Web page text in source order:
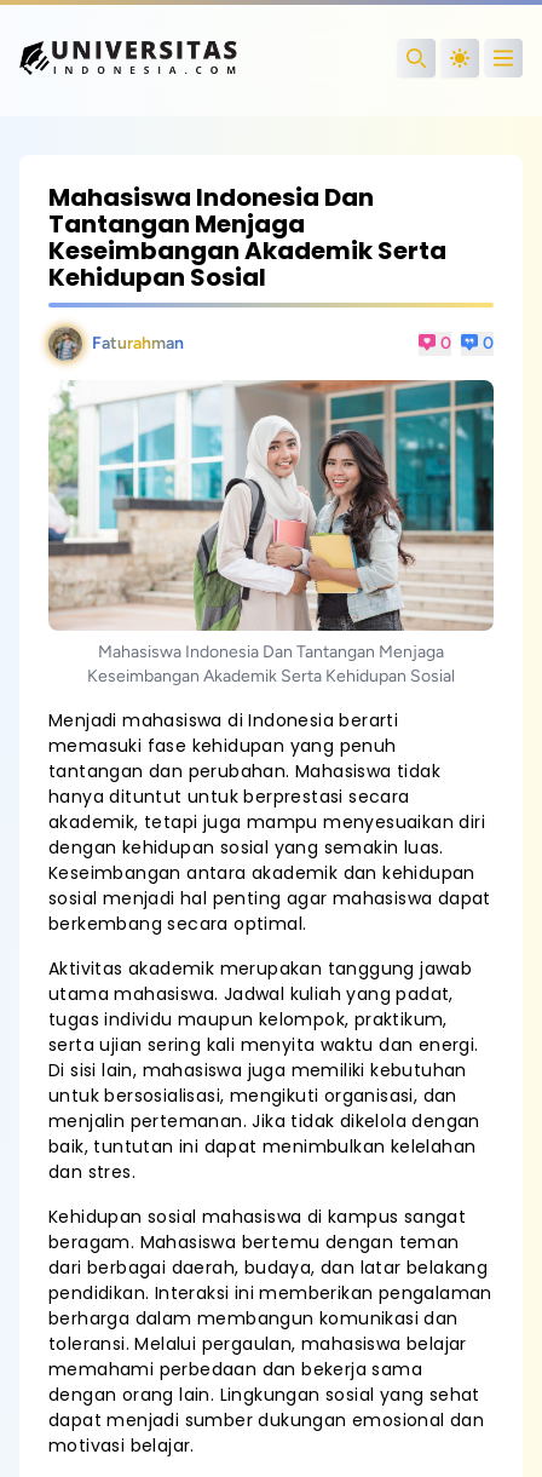
Search
Mahasiswa Indonesia Dan
Tantangan Menjaga
Keseimbangan Akademik Serta
Kehidupan Sosial
Faturahman 0 0
Mahasiswa Indonesia Dan Tantangan Menjaga
Keseimbangan Akademik Serta Kehidupan Sosial
Menjadi mahasiswa di Indonesia berarti
memasuki fase kehidupan yang penuh
tantangan dan perubahan. Mahasiswa tidak
hanya dituntut untuk berprestasi secara
akademik, tetapi juga mampu menyesuaikan diri
dengan kehidupan sosial yang semakin luas.
Keseimbangan antara akademik dan kehidupan
sosial menjadi hal penting agar mahasiswa dapat
berkembang secara optimal.
Aktivitas akademik merupakan tanggung jawab
utama mahasiswa. Jadwal kuliah yang padat,
tugas individu maupun kelompok, praktikum,
serta ujian sering kali menyita waktu dan energi.
Di sisi lain, mahasiswa juga memiliki kebutuhan
untuk bersosialisasi, mengikuti organisasi, dan
menjalin pertemanan. Jika tidak dikelola dengan
baik, tuntutan ini dapat menimbulkan kelelahan
dan stres.
Kehidupan sosial mahasiswa di kampus sangat
beragam. Mahasiswa bertemu dengan teman
dari berbagai daerah, budaya, dan latar belakang
pendidikan. Interaksi ini memberikan pengalaman
berharga dalam membangun komunikasi dan
toleransi. Melalui pergaulan, mahasiswa belajar
memahami perbedaan dan bekerja sama
dengan orang lain. Lingkungan sosial yang sehat
dapat menjadi sumber dukungan emosional dan
motivasi belajar.